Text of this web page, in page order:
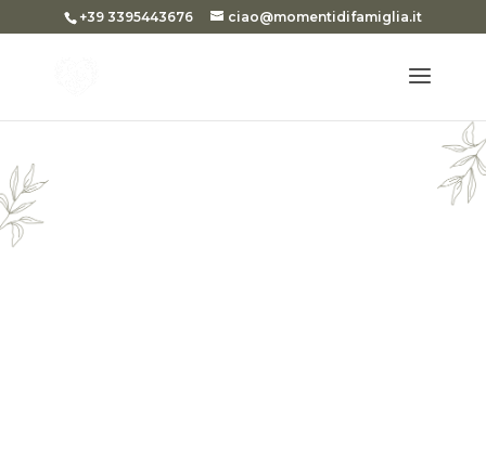
+39 3395443676 ciao@momentidifamiglia.it